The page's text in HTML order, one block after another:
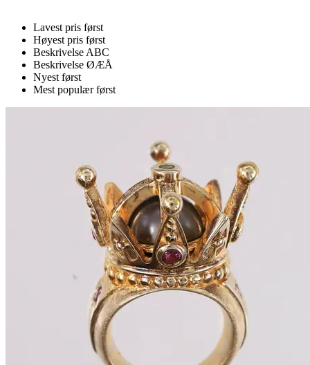
Lavest pris først
Høyest pris først
Beskrivelse ABC
Beskrivelse ØÆÅ
Nyest først
Mest populær først